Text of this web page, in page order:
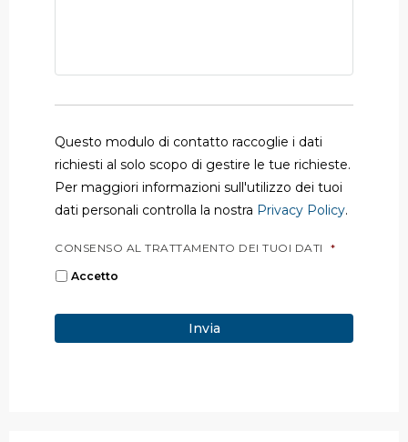
Questo modulo di contatto raccoglie i dati
richiesti al solo scopo di gestire le tue richieste.
Per maggiori informazioni sull'utilizzo dei tuoi
dati personali controlla la nostra Privacy Policy.
CONSENSO AL TRATTAMENTO DEI TUOI DATI *
Accetto